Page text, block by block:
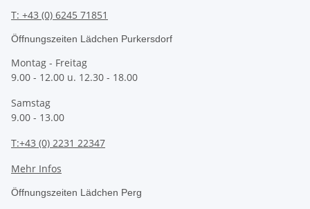
T: +43 (0) 6245 71851
Öffnungszeiten Lädchen Purkersdorf
Montag - Freitag
9.00 - 12.00 u. 12.30 - 18.00
Samstag
9.00 - 13.00
T:+43 (0) 2231 22347
Mehr Infos
Öffnungszeiten Lädchen Perg